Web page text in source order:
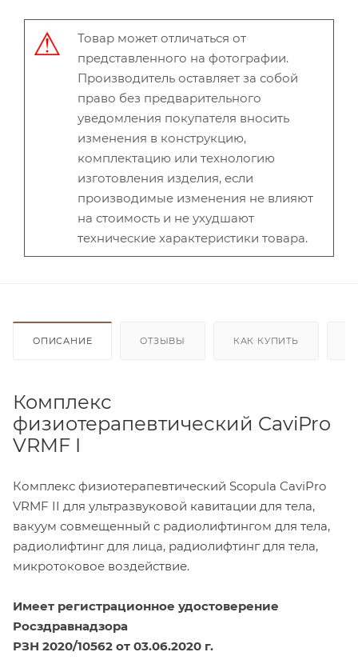
Товар может отличаться от
представленного на фотографии.
Производитель оставляет за собой
право без предварительного
уведомления покупателя вносить
изменения в конструкцию,
комплектацию или технологию
изготовления изделия, если
производимые изменения не влияют
на стоимость и не ухудшают
технические характеристики товара.
ОПИСАНИЕ ОТЗЫВЫ КАК КУПИТЬ
Комплекс
физиотерапевтический CaviPro
VRMF I
Комплекс физиотерапевтический Scopula CaviPro
VRMF II для ультразвуковой кавитации для тела,
вакуум совмещенный с радиолифтингом для тела,
радиолифтинг для лица, радиолифтинг для тела,
микротоковое воздействие.
Имеет регистрационное удостоверение
Росздравнадзора
РЗН 2020/10562 от 03.06.2020 г.